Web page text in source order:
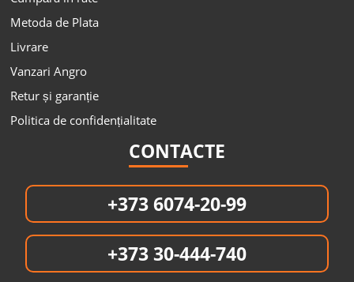
Metoda de Plata
Livrare
Vanzari Angro
Retur și garanție
Politica de confidențialitate
CONTACTE
+373 6074-20-99
+373 30-444-740